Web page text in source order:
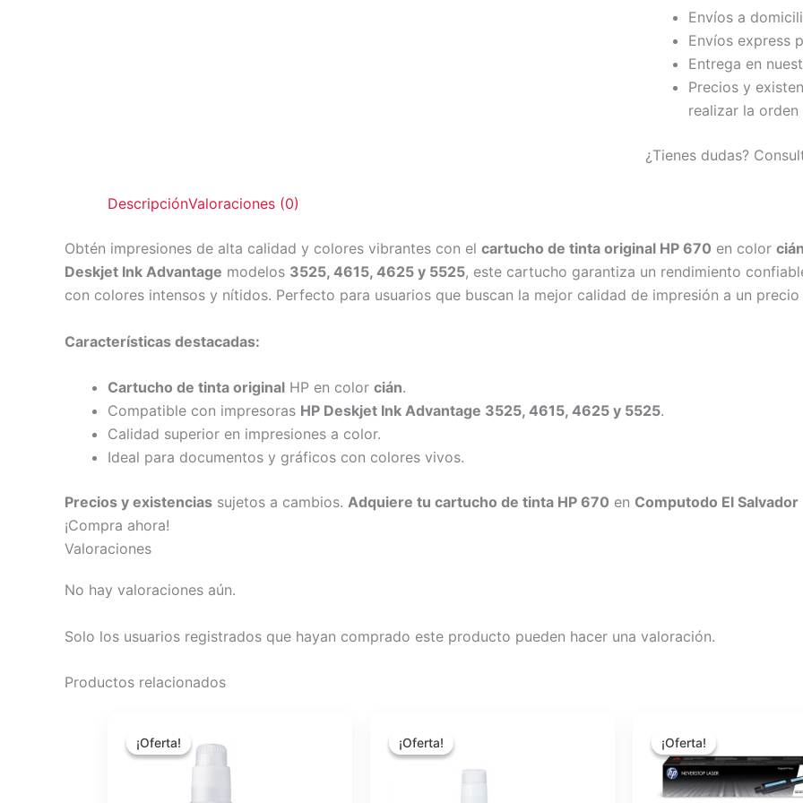
Envíos a
Envíos express
Entrega en
Precios y
realizar la orden
¿Tienes dudas?
DescripciónValoraciones (0)
Obtén impresiones de alta calidad y colores vibrantes con el cartucho de tinta original HP 670 en color
Deskjet Ink Advantage modelos 3525, 4615, 4625 y 5525, este cartucho garantiza un rendimiento
con colores intensos y nítidos. Perfecto para usuarios que buscan la mejor calidad de impresión a un precio
Características destacadas:
Cartucho de tinta original HP en color cián.
Compatible con impresoras HP Deskjet Ink Advantage 3525, 4615, 4625 y 5525.
Calidad superior en impresiones a color.
Ideal para documentos y gráficos con colores vivos.
Precios y existencias sujetos a cambios. Adquiere tu cartucho de tinta HP 670 en Computodo El Salvador
¡Compra ahora!
Valoraciones
No hay valoraciones aún.
Solo los usuarios registrados que hayan comprado este producto pueden hacer una valoración.
Productos relacionados
¡Oferta!
¡Oferta!
original
actual
es:
¡Oferta!
¡Oferta!
original
$16.15.
es:
¡Oferta!
¡Oferta!
original
era:
$33.46.
es:
$29.90.